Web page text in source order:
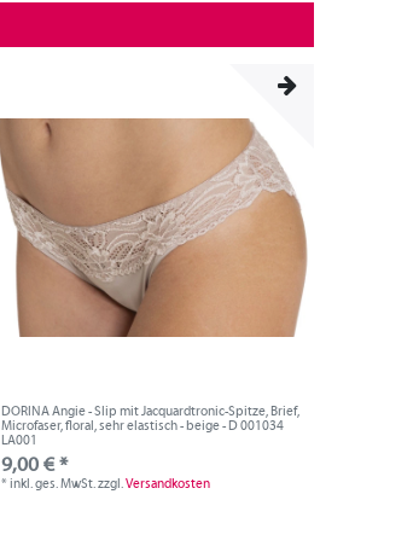
DORINA Angie - Slip mit Jacquardtronic-Spitze, Brief,
Microfaser, floral, sehr elastisch - beige - D 001034
LA001
9,00 € *
*inkl. ges. MwSt.zzgl.Versandkosten